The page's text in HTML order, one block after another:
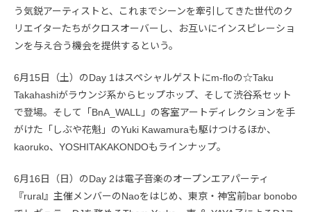
う気鋭アーティストと、これまでシーンを牽引してきた世代のク
リエイターたちがクロスオーバーし、お互いにインスピレーショ
ンを与え合う機会を提供するという。
6月15日（土）のDay 1はスペシャルゲストにm-floの☆Taku
Takahashiがラウンジ系からヒップホップ、そして渋谷系セット
で登場。そして「BnA_WALL」の客室アートディレクションを手
がけた「しぶや花魁」のYuki Kawamuraも駆けつけるほか、
kaoruko、YOSHITAKAKONDOもラインナップ。
6月16日（日）のDay 2は電子音楽のオープンエアパーティ
『rural』主催メンバーのNaoをはじめ、東京・神宮前bar bonobo